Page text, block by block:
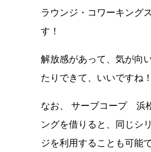
ラウンジ・コワーキング
す！
解放感があって、気が向
たりできて、いいですね！
なお、 サーブコープ 浜
ングを借りると、同じシ
ジを利用することも可能